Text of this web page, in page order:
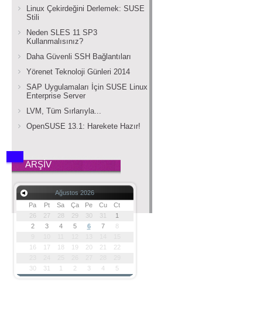
Linux Çekirdeğini Derlemek: SUSE
Stili
Neden SLES 11 SP3
Kullanmalısınız?
Daha Güvenli SSH Bağlantıları
Yörenet Teknoloji Günleri 2014
SAP Uygulamaları İçin SUSE Linux
Enterprise Server
LVM, Tüm Sırlarıyla...
OpenSUSE 13.1: Harekete Hazır!
ARŞİV
Ağustos 2026
Pa
Pt Sa Ça Pe Cu
Ct
26
27 28 29 30 31
1
2
3 4 5 6 7
8
16
17 18 19 20 21
22
30
31 1 2 3 4 5